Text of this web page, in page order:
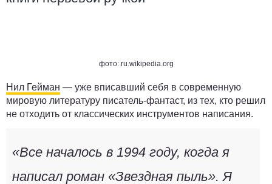
фото: ru.wikipedia.org
Нил Гейман — уже вписавший себя в современную
мировую литературу писатель-фантаст, из тех, кто решил
не отходить от классических инструментов написания.
«Все началось в 1994 году, когда я
написал роман «Звездная пыль». Я